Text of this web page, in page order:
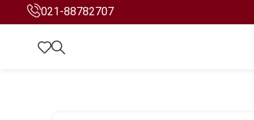
021-88782707